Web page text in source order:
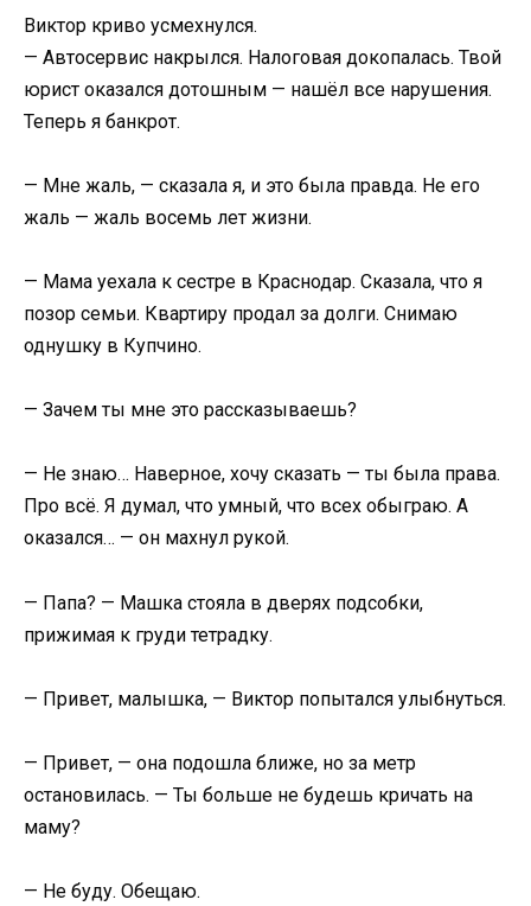
Виктор криво усмехнулся.
— Автосервис накрылся. Налоговая докопалась. Твой
юрист оказался дотошным — нашёл все нарушения.
Теперь я банкрот.
— Мне жаль, — сказала я, и это была правда. Не его
жаль — жаль восемь лет жизни.
— Мама уехала к сестре в Краснодар. Сказала, что я
позор семьи. Квартиру продал за долги. Снимаю
однушку в Купчино.
— Зачем ты мне это рассказываешь?
— Не знаю… Наверное, хочу сказать — ты была права.
Про всё. Я думал, что умный, что всех обыграю. А
оказался… — он махнул рукой.
— Папа? — Машка стояла в дверях подсобки,
прижимая к груди тетрадку.
— Привет, малышка, — Виктор попытался улыбнуться.
— Привет, — она подошла ближе, но за метр
остановилась. — Ты больше не будешь кричать на
маму?
— Не буду. Обещаю.